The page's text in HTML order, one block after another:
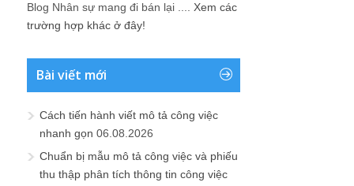
Blog Nhân sự mang đi bán lại .... Xem các
trường hợp khác ở đây!
Bài viết mới
Cách tiến hành viết mô tả công việc
nhanh gọn 06.08.2026
Chuẩn bị mẫu mô tả công việc và phiếu
thu thập phân tích thông tin công việc